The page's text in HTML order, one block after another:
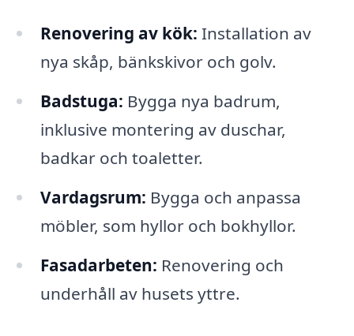
Renovering av kök: Installation av
nya skåp, bänkskivor och golv.
Badstuga: Bygga nya badrum,
inklusive montering av duschar,
badkar och toaletter.
Vardagsrum: Bygga och anpassa
möbler, som hyllor och bokhyllor.
Fasadarbeten: Renovering och
underhåll av husets yttre.